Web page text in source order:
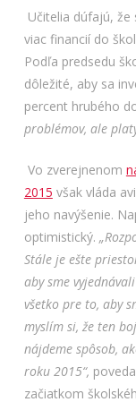
Učitelia dúfajú,
viac financií do
Podľa predsedu
dôležité, aby sa
percent hrubého
problémov, ale
Vo zverejnenom
2015 však vláda
jeho navýšenie.
optimistický.
Stále je ešte
aby sme
všetko pre to, aby
myslím si, že ten
nájdeme spôsob,
roku 2015“,
začiatkom